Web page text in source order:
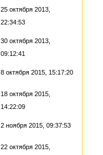
25 октября 2013,
22:34:53
30 октября 2013,
09:12:41
8 октября 2015, 15:17:20
18 октября 2015,
14:22:09
2 ноября 2015, 09:37:53
22 октября 2015,